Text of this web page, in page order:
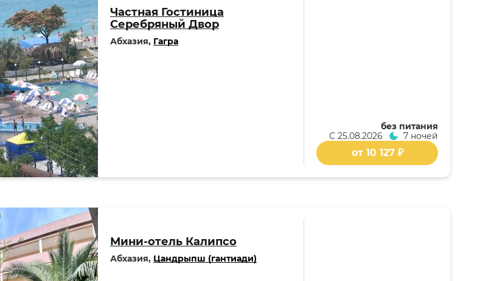
Частная Гостиница
Серебряный Двор
Абхазия, Гагра
без питания
С 25.08.2026 7 ночей
от 10 127 ₽
Мини-отель Калипсо
Абхазия, Цандрыпш (гантиади)